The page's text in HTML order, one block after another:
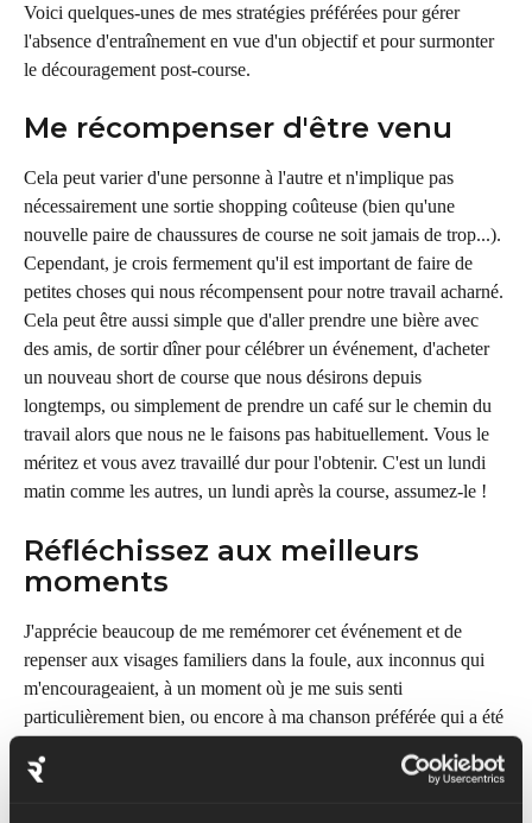
Voici quelques-unes de mes stratégies préférées pour gérer
l'absence d'entraînement en vue d'un objectif et pour surmonter
le découragement post-course.
Me récompenser d'être venu
Cela peut varier d'une personne à l'autre et n'implique pas
nécessairement une sortie shopping coûteuse (bien qu'une
nouvelle paire de chaussures de course ne soit jamais de trop...).
Cependant, je crois fermement qu'il est important de faire de
petites choses qui nous récompensent pour notre travail acharné.
Cela peut être aussi simple que d'aller prendre une bière avec
des amis, de sortir dîner pour célébrer un événement, d'acheter
un nouveau short de course que nous désirons depuis
longtemps, ou simplement de prendre un café sur le chemin du
travail alors que nous ne le faisons pas habituellement. Vous le
méritez et vous avez travaillé dur pour l'obtenir. C'est un lundi
matin comme les autres, un lundi après la course, assumez-le !
Réfléchissez aux meilleurs
moments
J'apprécie beaucoup de me remémorer cet événement et de
repenser aux visages familiers dans la foule, aux inconnus qui
m'encourageaient, à un moment où je me suis senti
particulièrement bien, ou encore à ma chanson préférée qui a été
un montage des moments forts dans votre esprit et le visualiser